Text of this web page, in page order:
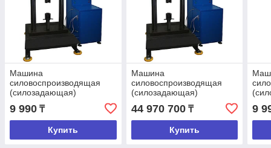
Машина
силовоспроизводящая
(силозадающая)
МСВ-100/1МГ4
9 990 ₸
Купить
Машина
силовоспроизводящая
(силозадающая)
МСВ-250/2МГ4
44 970 700₸
Купить
9